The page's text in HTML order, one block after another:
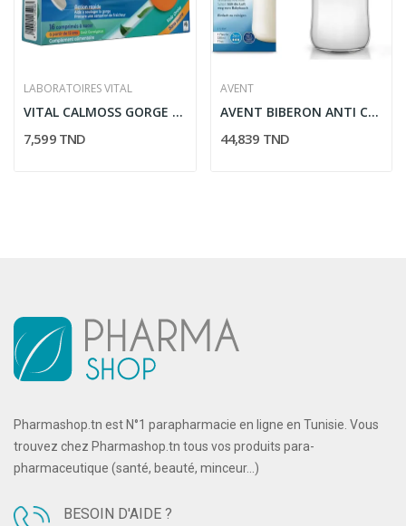
LABORATOIRES VITAL
VITAL CALMOSS GORGE EUCALYPTUS 16 COMPRIMES
7,599 TND
AVENT
AVENT BIBERON ANTI COLIQUE 3M+ 330ML SCF816/61
44,839 TND
Pharmashop.tn est N°1 parapharmacie en ligne en Tunisie. Vous
trouvez chez Pharmashop.tn tous vos produits para-
pharmaceutique (santé, beauté, minceur...)
BESOIN D'AIDE ?